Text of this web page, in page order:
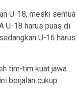
U-18, meski semua
U-18 harus puas di
U-16 harus
tim-tim kuat jawa
berjalan cukup